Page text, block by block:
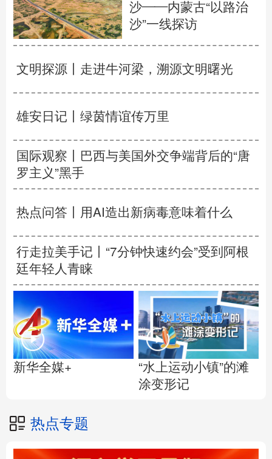
沙——内蒙古“以路治
沙”一线探访
文明探源丨走进牛河梁，溯源文明曙光
雄安日记丨绿茵情谊传万里
国际观察丨
巴西与美国外交争端背后的“唐
罗主义”黑手
热点问答丨用AI造出新病毒意味着什么
行走拉美手记丨“7分钟快速约会”受到阿根
廷年轻人青睐
新华全媒+
“水上运动小镇”的滩
涂变形记
热点专题